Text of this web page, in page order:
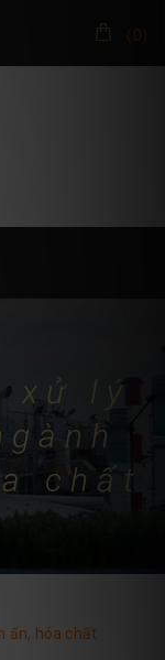
(0)
SẢN PHẨM
xử lý
chất
ấn, hóa chất